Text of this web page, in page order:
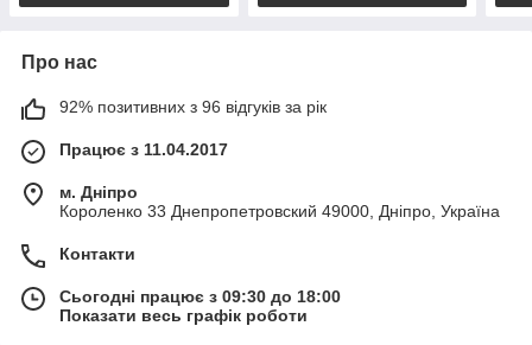
Про нас
92% позитивних з 96 відгуків за рік
Працює з 11.04.2017
м. Дніпро
Короленко 33 Днепропетровский 49000, Дніпро, Україна
Контакти
Сьогодні працює з 09:30 до 18:00
Показати весь графік роботи